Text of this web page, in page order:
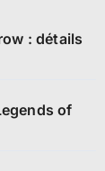
: détails
of